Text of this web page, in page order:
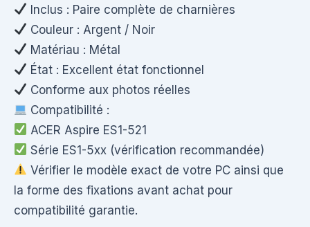
Inclus : Paire complète de charnières
Couleur : Argent / Noir
Matériau : Métal
État : Excellent état fonctionnel
Conforme aux photos réelles
Compatibilité :
ACER Aspire ES1-521
Série ES1-5xx (vérification recommandée)
Vérifier le modèle exact de votre PC ainsi que
la forme des fixations avant achat pour
compatibilité garantie.